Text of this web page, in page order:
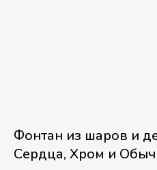
Фонтан из шаров и
Сердца, Хром и